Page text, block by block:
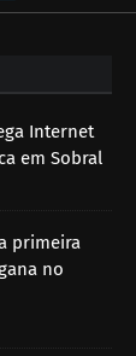
Internet
em Sobral
primeira
no